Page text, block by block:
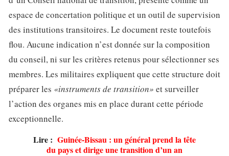
espace de concertation politique et un outil de supervision
des institutions transitoires. Le document reste toutefois
flou. Aucune indication n’est donnée sur la composition
du conseil, ni sur les critères retenus pour sélectionner ses
membres. Les militaires expliquent que cette structure doit
préparer les «instruments de transition» et surveiller
l’action des organes mis en place durant cette période
exceptionnelle.
Lire : Guinée-Bissau : un général prend la tête
du pays et dirige une transition d’un an